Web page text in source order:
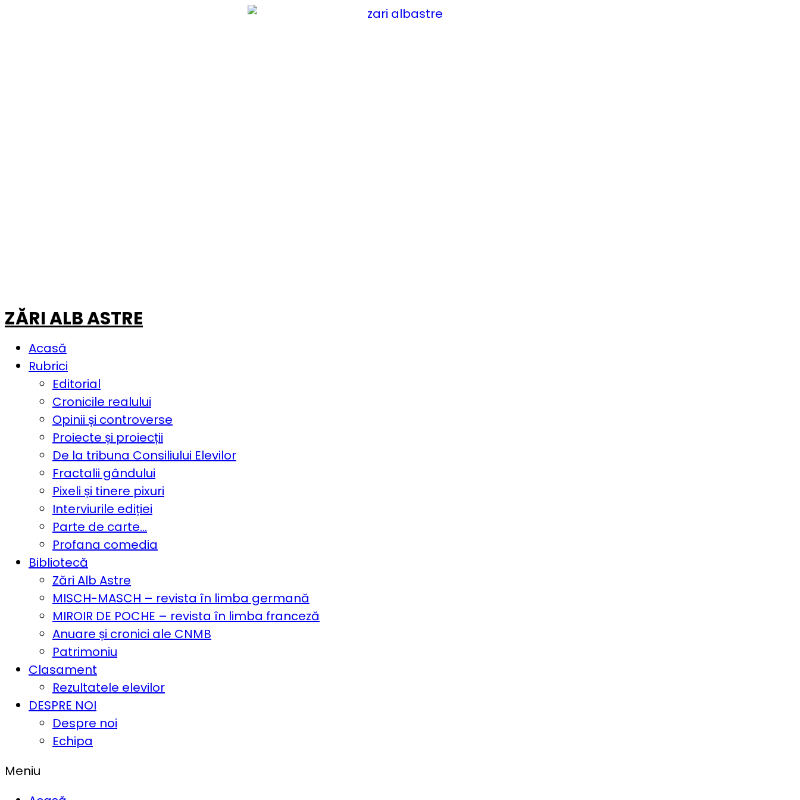
ZĂRI ALB ASTRE
Acasă
Rubrici
Editorial
Cronicile realului
Opinii și controverse
Proiecte și proiecții
De la tribuna Consiliului Elevilor
Fractalii gândului
Pixeli și tinere pixuri
Interviurile ediției
Parte de carte…
Profana comedia
Bibliotecă
Zări Alb Astre
MISCH-MASCH – revista în limba germană
MIROIR DE POCHE – revista în limba franceză
Anuare și cronici ale CNMB
Patrimoniu
Clasament
Rezultatele elevilor
DESPRE NOI
Despre noi
Echipa
Meniu